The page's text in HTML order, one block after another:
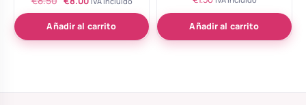
con
5.00
de 5
precio
original
era:
precio
actual
es:
Añadir al carrito
5.00
de 5
Añadir al carrito